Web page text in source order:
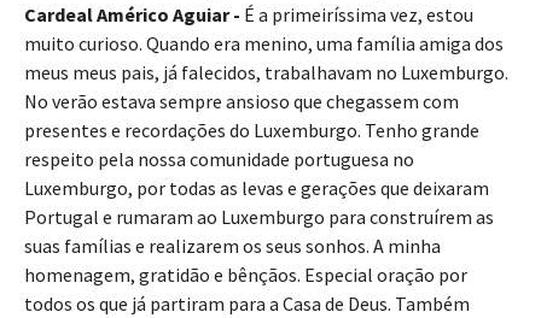
Cardeal Américo Aguiar - É a primeiríssima vez, estou
muito curioso. Quando era menino, uma família amiga dos
meus meus pais, já falecidos, trabalhavam no Luxemburgo.
No verão estava sempre ansioso que chegassem com
presentes e recordações do Luxemburgo. Tenho grande
respeito pela nossa comunidade portuguesa no
Luxemburgo, por todas as levas e gerações que deixaram
Portugal e rumaram ao Luxemburgo para construírem as
suas famílias e realizarem os seus sonhos. A minha
homenagem, gratidão e bênçãos. Especial oração por
todos os que já partiram para a Casa de Deus. Também